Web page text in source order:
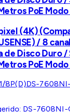
PoE
(4K)
/ 8
de Disco Duro
PoE
8P(D)DS-
DS-7608NI-